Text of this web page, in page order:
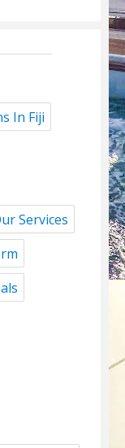
In Fiji
Services